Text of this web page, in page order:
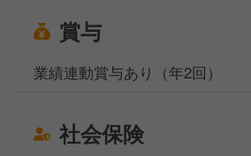
賞与
業績連動賞与あり（年2回）
社会保険